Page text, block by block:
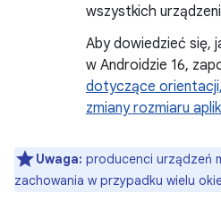
wszystkich
Aby dowiedzieć się,
w Androidzie 16,
dotyczące
zmiany rozmiaru
Uwaga: producenci urządzeń
zachowania w przypadku wielu